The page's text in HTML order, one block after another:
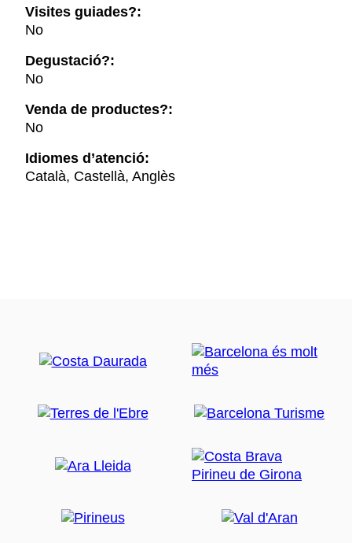
Visites guiades?:
No
Degustació?:
No
Venda de productes?:
No
Idiomes d’atenció:
Català, Castellà, Anglès